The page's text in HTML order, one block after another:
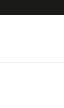
SIGURNO PLAĆANJE